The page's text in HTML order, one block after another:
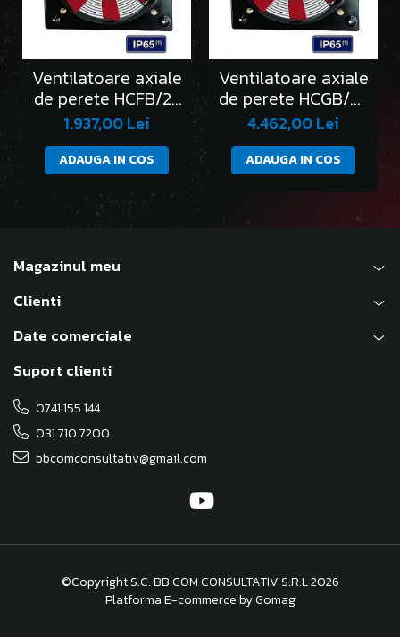
Ventilatoare axiale
de perete HCFB/2-
250/H
1.937,00 Lei
ADAUGA IN COS
Ventilatoare axiale
de perete HCGB/2-
315/L
4.462,00 Lei
ADAUGA IN COS
Magazinul meu
Clienti
Date comerciale
Suport clienti
0741.155.144
031.710.7200
bbcomconsultativ@gmail.com
©Copyright S.C. BB COM CONSULTATIV S.R.L 2026
Platforma E-commerce by Gomag